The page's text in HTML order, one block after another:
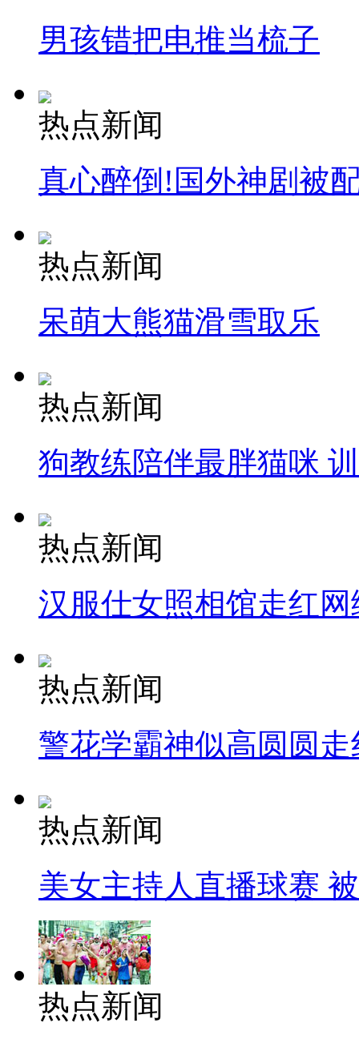
男孩错把电推当梳子
热点新闻
真心醉倒!国外神剧被
热点新闻
呆萌大熊猫滑雪取乐
热点新闻
狗教练陪伴最胖猫咪
热点新闻
汉服仕女照相馆走红网
热点新闻
警花学霸神似高圆圆走
热点新闻
美女主持人直播球赛
热点新闻